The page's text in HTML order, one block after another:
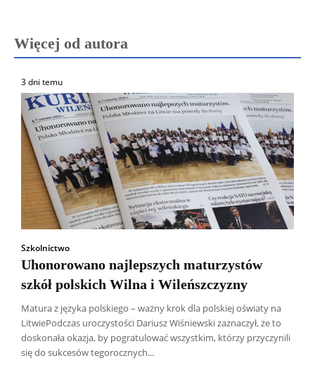
Więcej od autora
3 dni temu
Szkolnictwo
Uhonorowano najlepszych maturzystów
szkół polskich Wilna i Wileńszczyzny
Matura z języka polskiego – ważny krok dla polskiej oświaty na
LitwiePodczas uroczystości Dariusz Wiśniewski zaznaczył, że to
doskonała okazja, by pogratulować wszystkim, którzy przyczynili
się do sukcesów tegorocznych...